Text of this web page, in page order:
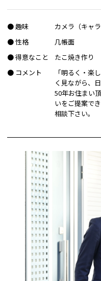
● 趣味
カメラ（キャ
● 性格
几帳面
● 得意なこと
たこ焼き作り
● コメント
「明るく・楽
く見ながら、
50年お住まい
いをご提案で
相談下さい。